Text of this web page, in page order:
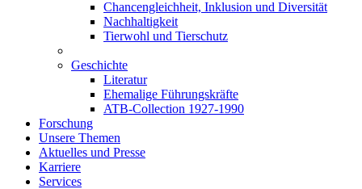
Chancengleichheit, Inklusion und Diversität
Nachhaltigkeit
Tierwohl und Tierschutz
Geschichte
Literatur
Ehemalige Führungskräfte
ATB-Collection 1927-1990
Forschung
Unsere Themen
Aktuelles und Presse
Karriere
Services